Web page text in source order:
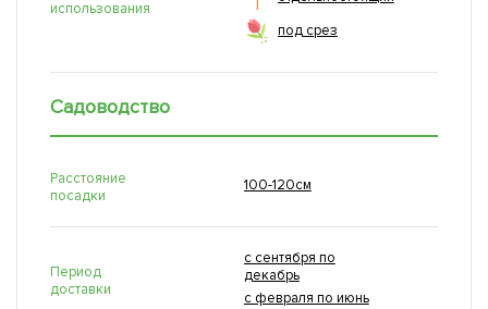
использования
под срез
Садоводство
Расстояние
посадки
100-120см
Период
доставки
с сентября по
декабрь
с февраля по июнь